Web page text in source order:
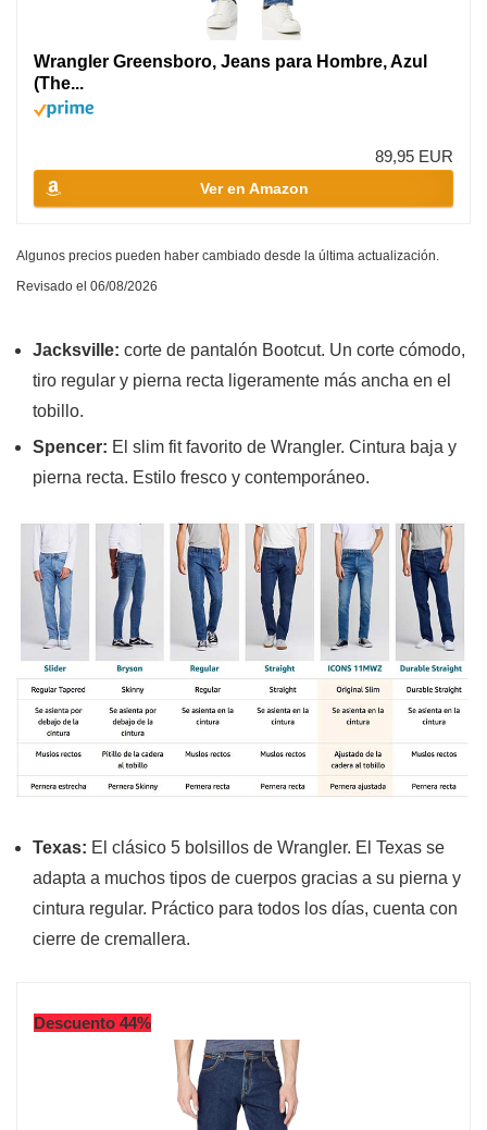
Wrangler Greensboro, Jeans para Hombre, Azul
(The...
89,95 EUR
Ver en Amazon
Algunos precios pueden haber cambiado desde la última actualización.
Revisado el 06/08/2026
Jacksville: corte de pantalón Bootcut. Un corte cómodo,
tiro regular y pierna recta ligeramente más ancha en el
tobillo.
Spencer: El slim fit favorito de Wrangler. Cintura baja y
pierna recta. Estilo fresco y contemporáneo.
Texas: El clásico 5 bolsillos de Wrangler. El Texas se
adapta a muchos tipos de cuerpos gracias a su pierna y
cintura regular. Práctico para todos los días, cuenta con
cierre de cremallera.
Descuento 44%